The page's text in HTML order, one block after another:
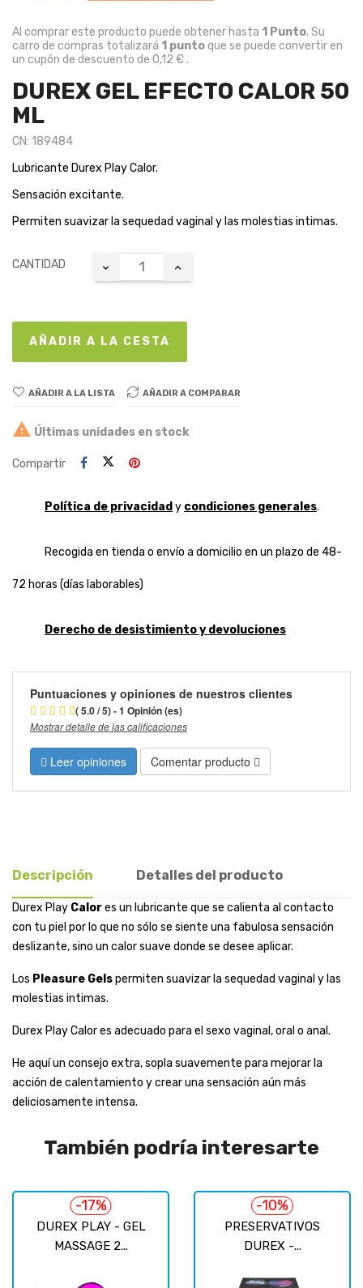
Al comprar este producto puede obtener hasta 1 Punto. Su
carro de compras totalizará 1 puntoque se puede convertir en
un cupón de descuento de 0,12 €.
DUREX GEL EFECTO CALOR 50
ML
CN: 189484
Lubricante Durex Play Calor.
Sensación excitante.
Permiten suavizar la sequedad vaginal y las molestias intimas.
CANTIDAD
AÑADIR A LA CESTA
AÑADIR A LA LISTA AÑADIR A COMPARAR
 Últimas unidades en stock
Compartir
Política de privacidad y condiciones generales.
Recogida en tienda o envío a domicilio en un plazo de 48-
72 horas (días laborables)
Derecho de desistimiento y devoluciones
Puntuaciones y opiniones de nuestros clientes
( 5.0 / 5) - 1 Opinión (es)
Mostrar detalle de las calificaciones
Leer opiniones Comentar producto
Descripción Detalles del producto
Durex Play Calores un lubricante que se calienta al contacto
con tu piel por lo que no sólo se siente una fabulosa sensación
deslizante, sino un calor suave donde se desee aplicar.
Los Pleasure Gelspermiten suavizar la sequedad vaginal y las
molestias intimas.
Durex Play Calor es adecuado para el sexo vaginal, oral o anal.
He aquí un consejo extra, sopla suavemente para mejorar la
acción de calentamiento y crear una sensación aún más
deliciosamente intensa.
También podría interesarte
DUREX PLAY - GEL
MASSAGE 2...
-17%
PRESERVATIVOS
DUREX -...
-10%